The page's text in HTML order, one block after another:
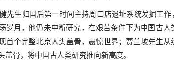
先生归国后第一时间主持周口店遗址系统发掘工
岁月，他仍未中断研究，在艰苦条件下为中国古
首个完整北京人头盖骨，震惊世界；贾兰坡先生
盖骨，将中国古人类研究推向新高度。